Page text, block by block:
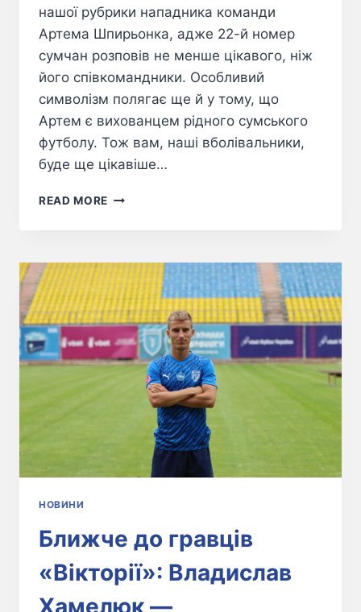
нашої рубрики нападника команди
Артема Шпирьонка, адже 22-й номер
сумчан розповів не менше цікавого, ніж
його співкомандники. Особливий
символізм полягає ще й у тому, що
Артем є вихованцем рідного сумського
футболу. Тож вам, наші вболівальники,
буде ще цікавіше…
READ MORE
НОВИНИ
Ближче до гравців
«Вікторії»: Владислав
Хамелюк —